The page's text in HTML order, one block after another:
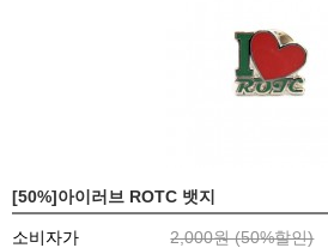
[50%]아이러브 ROTC 뱃지
소비자가 2,000원 (50%할인)